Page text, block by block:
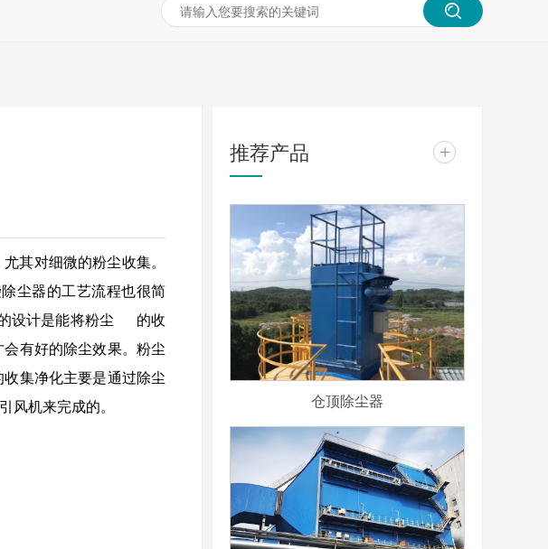
其对细微的粉尘收集。
尘器的工艺流程也很简
的设计是能将粉尘 的收
有好的除尘效果。粉尘
集净化主要是通过除尘
机来完成的。
推荐产品 +
仓顶除尘器